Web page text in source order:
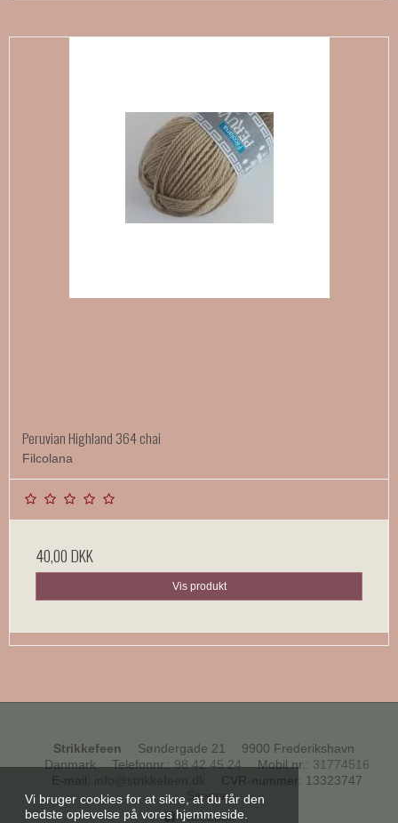
Vi bruger cookies for at sikre, at du får den
bedste oplevelse på vores hjemmeside.
Peruvian Highland 364 chai
Filcolana
40,00 DKK
Vis produkt
Strikkefeen Søndergade 21
9900 Frederikshavn
Danmark
Telefonnr.: 98 42 45 24 Mobil nr. : 31774516
E-mail
CVR-nummer: 13323747
Sitemap
Facebook